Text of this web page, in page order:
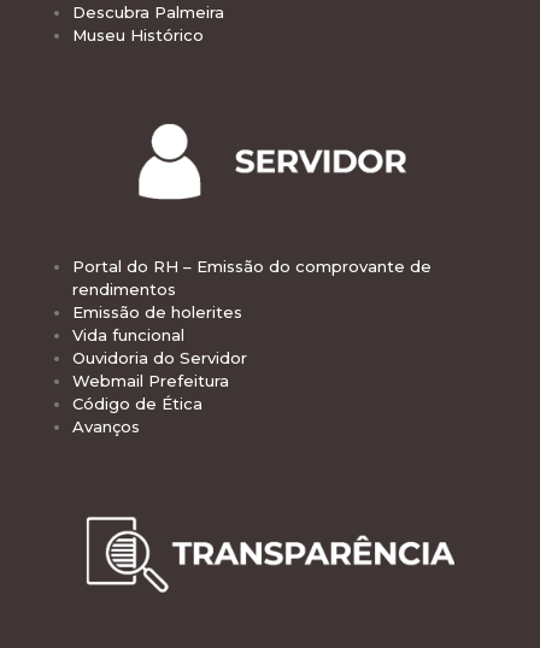
Descubra Palmeira
Museu Histórico
Portal do RH – Emissão do comprovante de
rendimentos
Emissão de holerites
Vida funcional
Ouvidoria do Servidor
Webmail Prefeitura
Código de Ética
Avanços